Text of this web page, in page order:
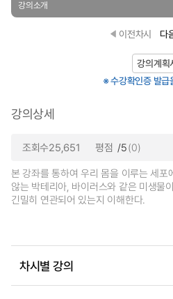
강의소개
이전차시 다
강의계획
※ 수강확인증 발급
강의상세
조회수25,651 평점 /5(0)
본 강좌를 통하여 우리 몸을 이루는 세포
않는 박테리아, 바이러스와 같은 미생물
긴밀히 연관되어 있는지 이해한다.
차시별 강의